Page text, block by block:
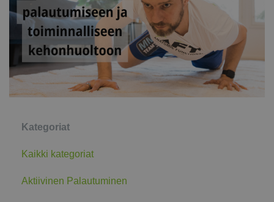
Kategoriat
Kaikki kategoriat
Aktiivinen Palautuminen